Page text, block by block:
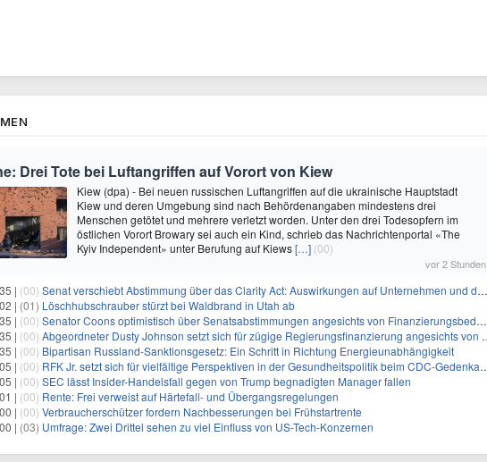
Drei Tote bei Luftangriffen auf Vorort von Kiew
Kiew (dpa) - Bei neuen russischen Luftangriffen auf die ukrainische Hauptstadt
Kiew und deren Umgebung sind nach Behördenangaben mindestens drei
Menschen getötet und mehrere verletzt worden. Unter den drei Todesopfern im
östlichen Vorort Browary sei auch ein Kind, schrieb das Nachrichtenportal «The
Kyiv Independent» unter Berufung auf Kiews[…] (00)
vor 2 Stunden
| (00) Senat verschiebt Abstimmung über das Clarity Act: Auswirkungen auf Unternehmen und das Vertrauen der Investoren
| (01) Löschhubschrauber stürzt bei Waldbrand in Utah ab
| (00) Senator Coons optimistisch über Senatsabstimmungen angesichts von Finanzierungsbedenken
| (00) Abgeordneter Dusty Johnson setzt sich für zügige Regierungsfinanzierung angesichts von Shutdown-Risiken ein
| (00) Bipartisan Russland-Sanktionsgesetz: Ein Schritt in Richtung Energieunabhängigkeit
| (00) RFK Jr. setzt sich für vielfältige Perspektiven in der Gesundheitspolitik beim CDC-Gedenkakt ein
| (00) SEC lässt Insider-Handelsfall gegen von Trump begnadigten Manager fallen
| (00) Rente: Frei verweist auf Härtefall- und Übergangsregelungen
| (00) Verbraucherschützer fordern Nachbesserungen bei Frühstartrente
| (03) Umfrage: Zwei Drittel sehen zu viel Einfluss von US-Tech-Konzernen